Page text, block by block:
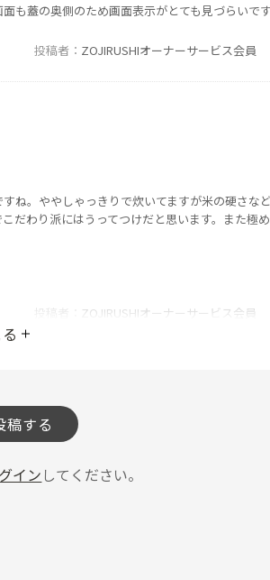
も蓋の奥側のため画面表示がとても見づらいです
投稿者 ZOJIRUSHIオーナーサービス会員
ね。ややしゃっきりで炊いてますが米の硬さな
だわり派にはうってつけだと思います。また極
ZOJIRUSHIオーナーサービス会員
稿する
イン してください。